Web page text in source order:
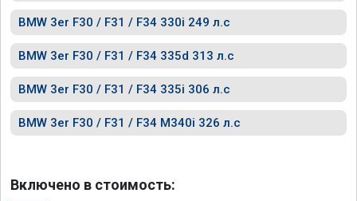
BMW 3er F30 / F31 / F34 330i 249 л.с
BMW 3er F30 / F31 / F34 335d 313 л.с
BMW 3er F30 / F31 / F34 335i 306 л.с
BMW 3er F30 / F31 / F34 M340i 326 л.с
Включено в стоимость: